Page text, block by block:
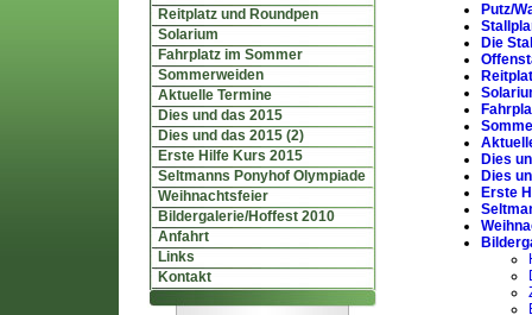
Reitplatz und Roundpen
Solarium
Fahrplatz im Sommer
Sommerweiden
Aktuelle Termine
Dies und das 2015
Dies und das 2015 (2)
Erste Hilfe Kurs 2015
Seltmanns Ponyhof Olympiade
Weihnachtsfeier
Bildergalerie/Hoffest 2010
Anfahrt
Links
Kontakt
Putz/
Die
Dies
Dies
Erste